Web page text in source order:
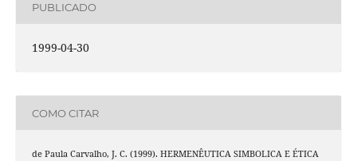
PUBLICADO
1999-04-30
COMO CITAR
de Paula Carvalho, J. C. (1999). HERMENÊUTICA SIMBOLICA E ÉTICA